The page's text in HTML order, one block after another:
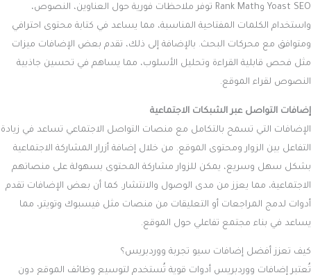
Yoast SEO وRank Math توفر ملاحظات فورية حول العناوين، النصوص،
واستخدام الكلمات المفتاحية المناسبة، مما يساعد في كتابة محتوى احترافي
ومتوافق مع محركات البحث. بالإضافة إلى ذلك، تقدم بعض الإضافات ميزات
مثل فحص قابلية القراءة وتحليل الأسلوب، مما يساهم في تحسين جاذبية
النصوص لقراء الموقع.
إضافات التواصل عبر الشبكات الاجتماعية
الإضافات التي تسمح بالتكامل مع منصات التواصل الاجتماعي تساعد في زيادة
التفاعل بين الزوار ومحتوى الموقع. من خلال إضافة أزرار المشاركة الاجتماعية
بشكل سهل وسريع، يمكن للزوار مشاركة المحتوى بسهولة على منصاتهم
الاجتماعية، مما يعزز من مدى الوصول والانتشار. كما أن بعض الإضافات تقدم
أدوات لدمج المراجعات أو التعليقات من منصات مثل فيسبوك وتويتر، مما
يساعد في بناء مجتمع تفاعلي حول الموقع.
كيف تعزز أفضل إضافات سيو تجربة ووردبريس؟
تُعتبر إضافات ووردبريس أدوات قوية تُستخدم لتوسيع وظائف الموقع دون